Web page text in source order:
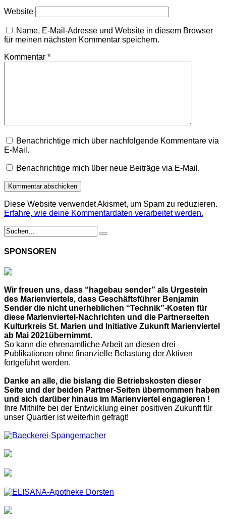
Website
Name, E-Mail-Adresse und Website in diesem Browser
für meinen nächsten Kommentar speichern.
Kommentar *
Benachrichtige mich über nachfolgende Kommentare via
E-Mail.
Benachrichtige mich über neue Beiträge via E-Mail.
Diese Website verwendet Akismet, um Spam zu reduzieren.
Erfahre, wie deine Kommentardaten verarbeitet werden.
SPONSOREN
Wir freuen uns, dass “hagebau sender” als Urgestein
des Marienviertels, dass Geschäftsführer Benjamin
Sender die nicht unerheblichen “Technik”-Kosten für
diese Marienviertel-Nachrichten und die Partnerseiten
Kulturkreis St. Marien und Initiative Zukunft Marienviertel
ab Mai 2021übernimmt.
So kann die ehrenamtliche Arbeit an diesen drei
Publikationen ohne finanzielle Belastung der Aktiven
fortgeführt werden.
Danke an alle, die bislang die Betriebskosten dieser
Seite und der beiden Partner-Seiten übernommen haben
und sich darüber hinaus im Marienviertel engagieren !
Ihre Mithilfe bei der Entwicklung einer positiven Zukunft für
unser Quartier ist weiterhin gefragt!